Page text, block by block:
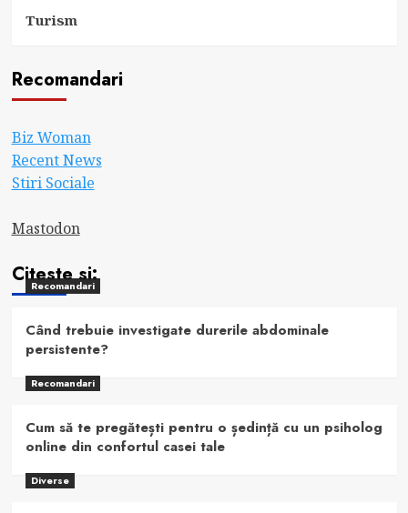
Turism
Recomandari
Biz Woman
Recent News
Stiri Sociale
Mastodon
Citeste si:
Recomandari
Când trebuie investigate durerile abdominale
persistente?
Recomandari
Cum să te pregătești pentru o ședință cu un psiholog
online din confortul casei tale
Diverse